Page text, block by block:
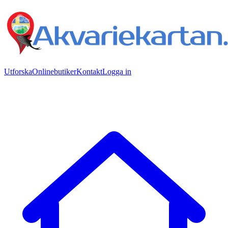
UtforskaOnlinebutikerKontaktLogga in